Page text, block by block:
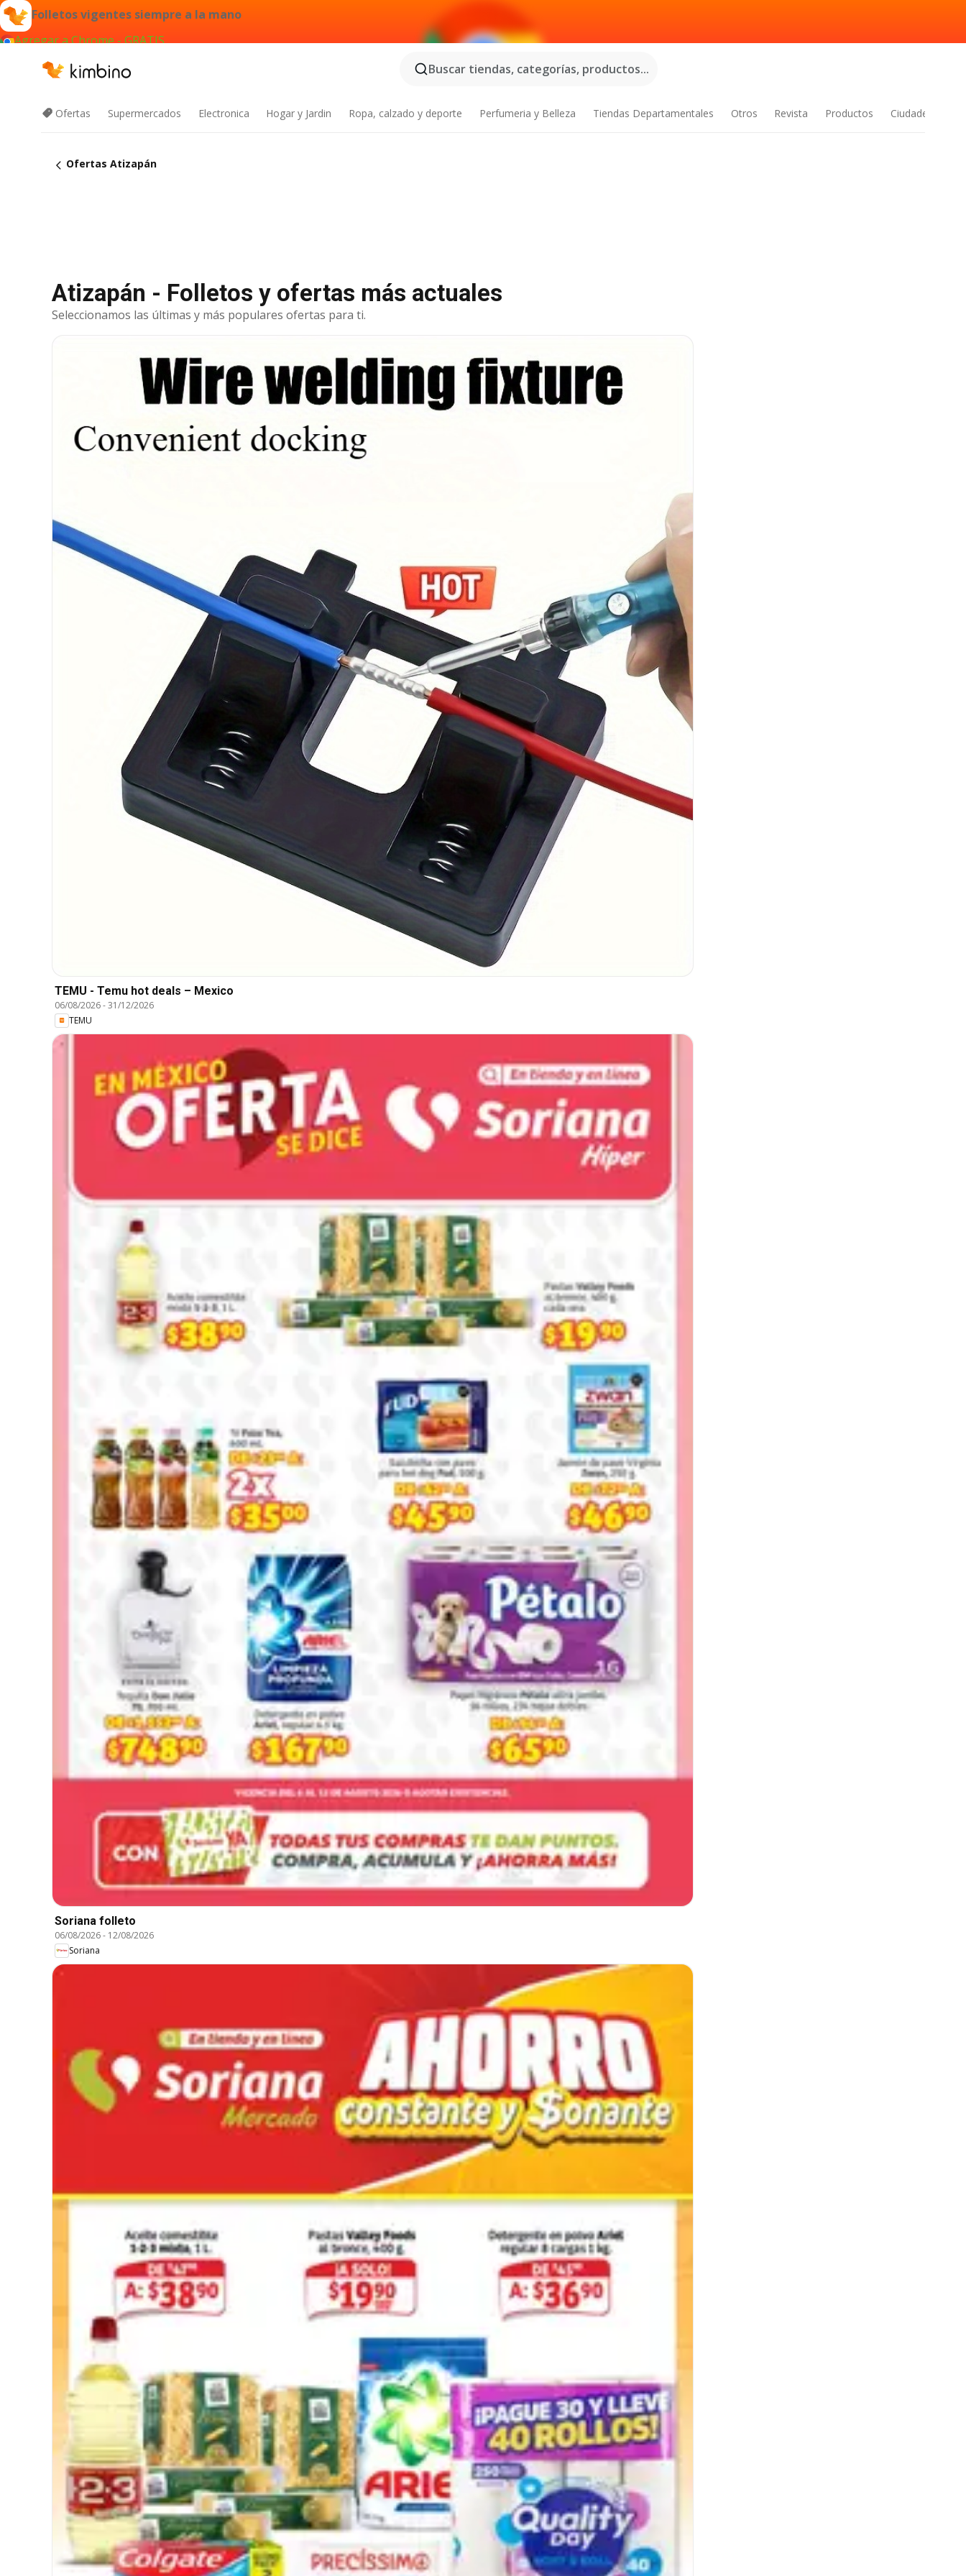
Folletos vigentes siempre a la mano
Agregar a Chrome - GRATIS
Buscar tiendas, categorías, productos...
Ofertas Supermercados Electronica Hogar y Jardin Ropa, calzado y deporte Perfumeria y Belleza Tiendas Departamentales Otros Revista Productos Ciudades
Ofertas Atizapán
Atizapán - Folletos y ofertas más actuales
Seleccionamos las últimas y más populares ofertas para ti.
TEMU - Temu hot deals – Mexico
06/08/2026-31/12/2026
TEMU
Soriana folleto
06/08/2026- 12/08/2026
Soriana